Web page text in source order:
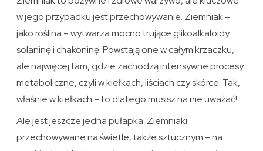
w jego przypadku jest przechowywanie. Ziemniak –
jako roślina – wytwarza mocno trujące glikoalkaloidy:
solaninę i chakoninę. Powstają one w całym krzaczku,
ale najwięcej tam, gdzie zachodzą intensywne procesy
metaboliczne, czyli w kiełkach, liściach czy skórce. Tak,
właśnie w kiełkach – to dlatego musisz na nie uważać!
Ale jest jeszcze jedna pułapka. Ziemniaki
przechowywane na świetle, także sztucznym – na